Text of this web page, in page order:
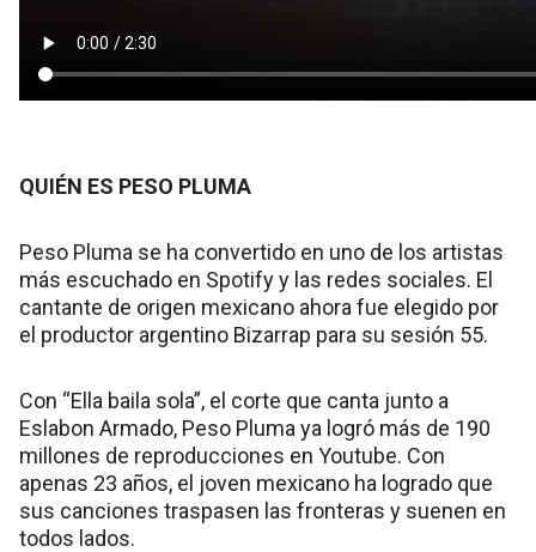
QUIÉN ES PESO PLUMA
Peso Pluma se ha convertido en uno de los artistas
más escuchado en Spotify y las redes sociales. El
cantante de origen mexicano ahora fue elegido por
el productor argentino Bizarrap para su sesión 55.
Con “Ella baila sola”, el corte que canta junto a
Eslabon Armado, Peso Pluma ya logró más de 190
millones de reproducciones en Youtube. Con
apenas 23 años, el joven mexicano ha logrado que
sus canciones traspasen las fronteras y suenen en
todos lados.